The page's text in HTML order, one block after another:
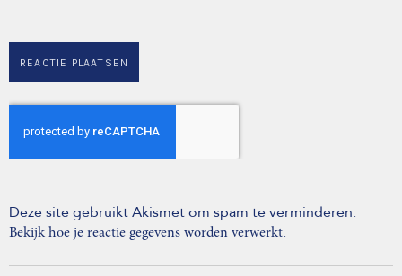
Deze site gebruikt Akismet om spam te verminderen.
Bekijk hoe je reactie gegevens worden verwerkt.